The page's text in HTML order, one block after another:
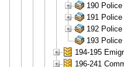
190
191
192
193
194-195
196-241